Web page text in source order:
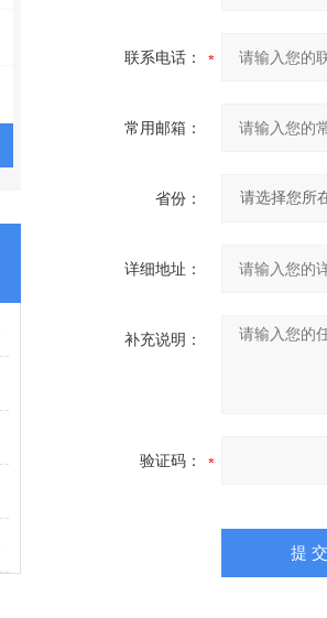
联系电话：
常用邮箱：
省份：
详细地址：
补充说明：
验证码：